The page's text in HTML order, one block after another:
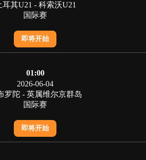
耳其U21 - 科索沃U21
国际赛
即将开始
01:00
2026-06-04
罗陀 - 英属维尔京群岛
国际赛
即将开始